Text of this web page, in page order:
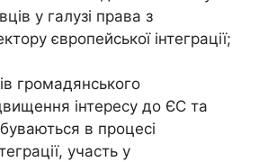
у галузі права з
європейської інтеграції;
громадянського
інтересу до ЄС та
в процесі
участь у